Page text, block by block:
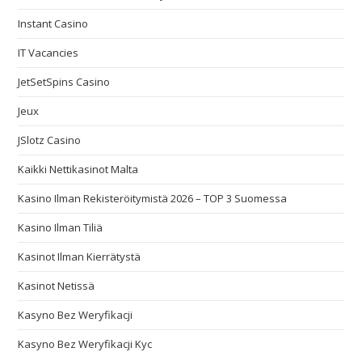
Instant Casino
IT Vacancies
JetSetSpins Casino
Jeux
JSlotz Casino
Kaikki Nettikasinot Malta
Kasino Ilman Rekisteröitymistä 2026 – TOP 3 Suomessa
Kasino Ilman Tiliä
Kasinot Ilman Kierrätystä
Kasinot Netissä
Kasyno Bez Weryfikacji
Kasyno Bez Weryfikacji Kyc